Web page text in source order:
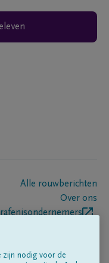
Alle rouwberichten
Over ons
zijn nodig voor de